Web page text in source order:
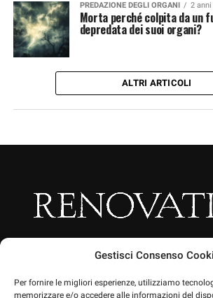
Gestisci Consenso
Per fornire le migliori esperienze, utilizziamo
memorizzare e/o accedere alle informazioni del
PREDAZIONE DEGLI ORGANI 2
Morta perché colpita da un
depredata dei suoi organi?
ALTRI ARTICOLI